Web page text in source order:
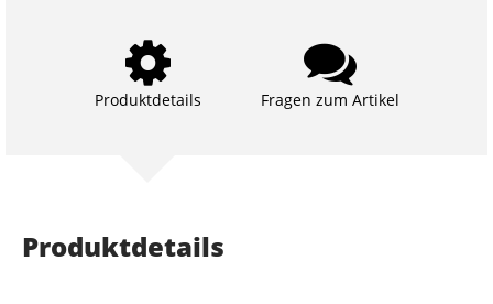
Produktdetails Fragen zum Artikel
Produktdetails